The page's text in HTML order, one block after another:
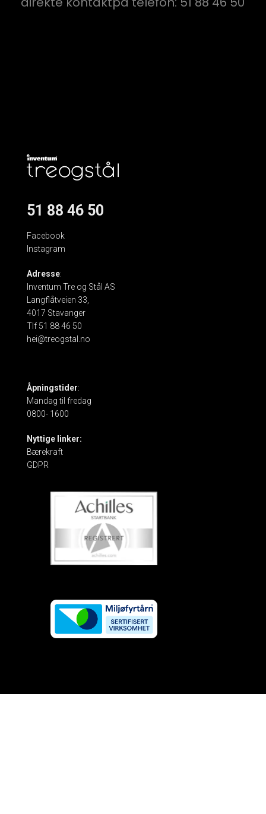
51 88 46 50
Facebook
Instagram
Adresse:
Inventum Tre og Stål AS
Langflåtveien 33,
4017 Stavanger
Tlf 51 88 46 50
hei@treogstal.no
Åpningstider:
Mandag til fredag
0800- 1600
Nyttige linker:
Bærekraft
GDPR